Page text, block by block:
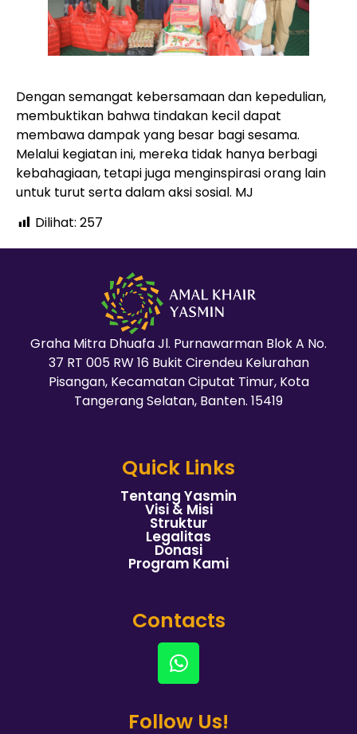
Dengan semangat kebersamaan dan kepedulian,
membuktikan bahwa tindakan kecil dapat
membawa dampak yang besar bagi sesama.
Melalui kegiatan ini, mereka tidak hanya berbagi
kebahagiaan, tetapi juga menginspirasi orang lain
untuk turut serta dalam aksi sosial. MJ
Dilihat: 257
Graha Mitra Dhuafa Jl. Purnawarman Blok A No.
37 RT 005 RW 16 Bukit Cirendeu Kelurahan
Pisangan, Kecamatan Ciputat Timur, Kota
Tangerang Selatan, Banten. 15419
Quick Links
Tentang Yasmin
Visi & Misi
Struktur
Legalitas
Donasi
Program Kami
Contacts
Follow Us!